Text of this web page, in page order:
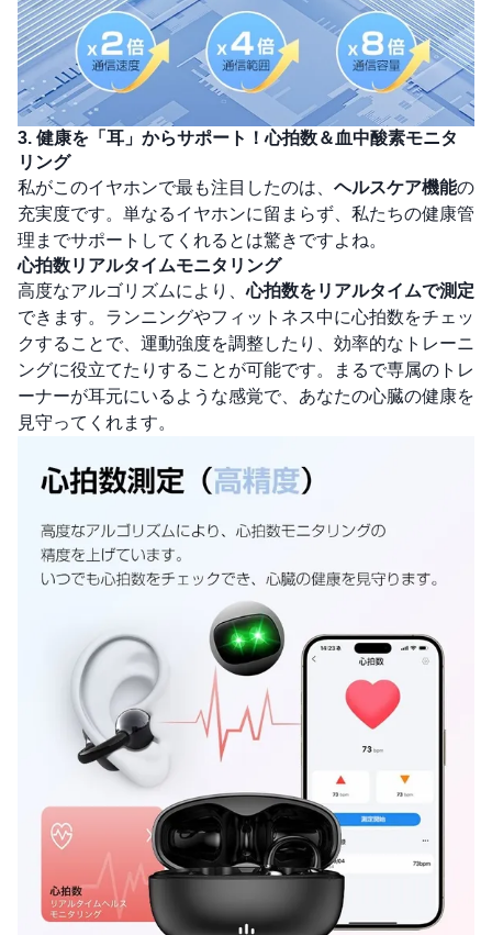
3. 健康を「耳」からサポート！心拍数＆血中酸素モニタ
リング
私がこのイヤホンで最も注目したのは、 ヘルスケア機能の
充実度です。単なるイヤホンに留まらず、私たちの健康管
理までサポートしてくれるとは驚きですよね。
心拍数リアルタイムモニタリング
高度なアルゴリズムにより、心拍数をリアルタイムで測定
できます。ランニングやフィットネス中に心拍数をチェッ
クすることで、運動強度を調整したり、効率的なトレーニ
ングに役立てたりすることが可能です。まるで専属のトレ
ーナーが耳元にいるような感覚で、あなたの心臓の健康を
見守ってくれます。